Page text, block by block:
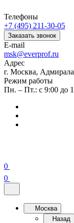
Телефоны
+7 (495) 211-30-05
Заказать звонок
E-mail
msk@everprof.ru
Адрес
г. Москва,
Режим работы
Пн. – Пт.: с 9:00 до
0
0
Москва
Назад